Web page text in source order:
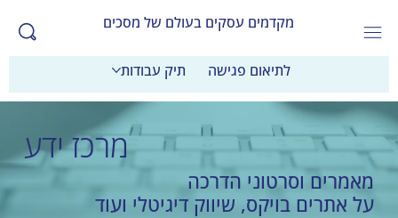
מקדמים עסקים בעולם של מסכים
לתיאום פגישה תיק עבודות
מרכז ידע
מאמרים וסרטוני הדרכה
על אתרים בויקס, שיווק דיגיטלי ועוד